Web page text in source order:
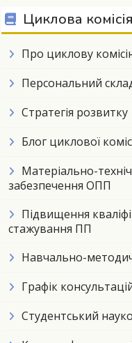
Циклова
Про циклову
Персональний
Стратегія розвитку
Блог циклової
Матеріально-
забезпечення ОПП
Підвищення
стажування ПП
Навчально-
Графік
Студентський